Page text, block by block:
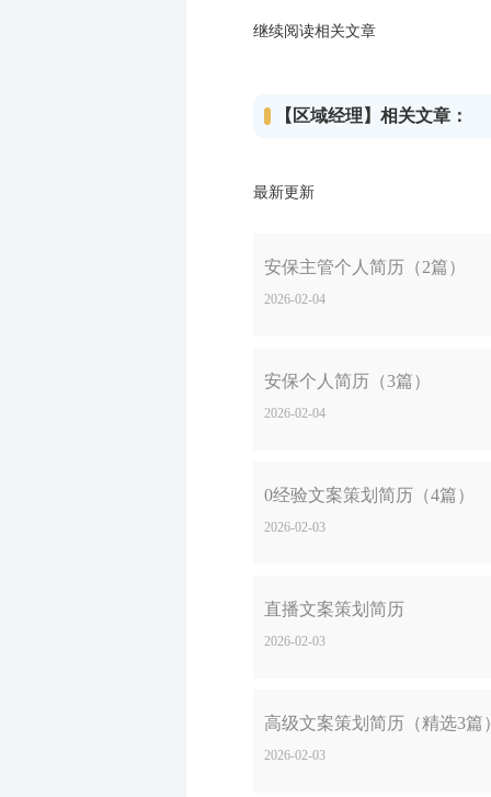
继续阅读相关文章
【区域经理】相关文章：
最新更新
安保主管个人简历（2篇）
2026-02-04
安保个人简历（3篇）
2026-02-04
0经验文案策划简历（4篇）
2026-02-03
直播文案策划简历
2026-02-03
高级文案策划简历（精选3篇
2026-02-03